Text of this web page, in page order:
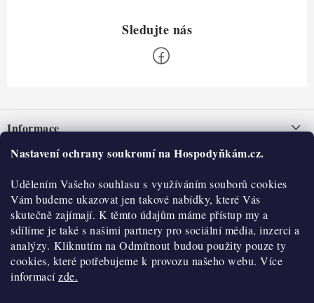
Nastavení ochrany soukromí na Hospodyňkám.cz.
Udělením Vašeho souhlasu s využíváním souborů cookies
Vám budeme ukazovat jen takové nabídky, které Vás
skutečně zajímají. K těmto údajům máme přístup my a
sdílíme je také s našimi partnery pro sociální média, inzerci a
analýzy. Kliknutím na Odmítnout budou použity pouze ty
cookies, které potřebujeme k provozu našeho webu. Více
informacízde.
pInformace
Nepřevzetí zásilky na dobírku
Obchodní podmínky
Hodnocení obchodu
Blog
Moje objednávka
O nás
Historie
Kontakty
O nákupu
Reklamace a vratky
Výdejní místa